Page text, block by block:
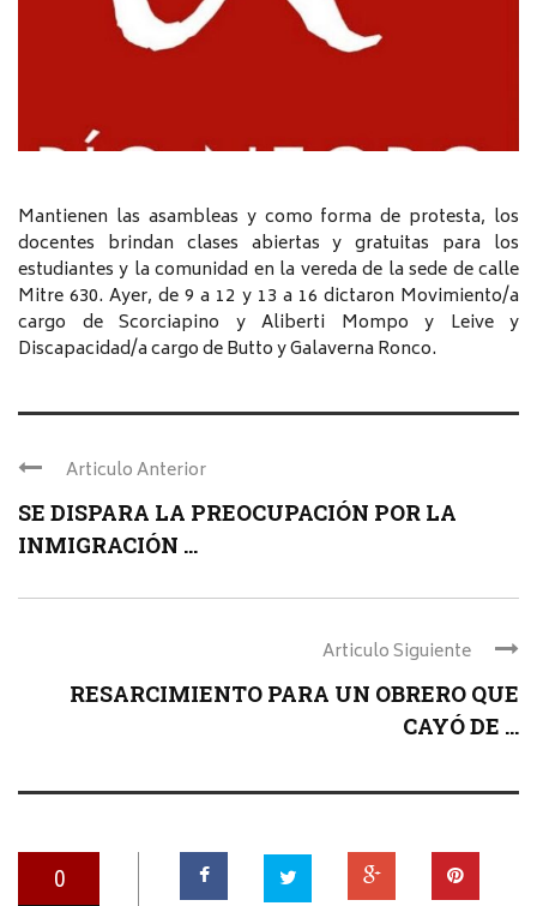
Mantienen las asambleas y como forma de protesta, los
docentes brindan clases abiertas y gratuitas para los
estudiantes y la comunidad en la vereda de la sede de calle
Mitre 630. Ayer, de 9 a 12 y 13 a 16 dictaron Movimiento/a
cargo de Scorciapino y Aliberti Mompo y Leive y
Discapacidad/a cargo de Butto y Galaverna Ronco.
Articulo Anterior
SE DISPARA LA PREOCUPACIÓN POR LA
INMIGRACIÓN ...
Articulo Siguiente
RESARCIMIENTO PARA UN OBRERO QUE
CAYÓ DE ...
0